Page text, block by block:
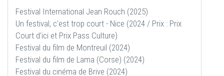
Festival International Jean Rouch (2025)
Un festival, c'est trop court - Nice (2024 / Prix : Prix
Court d'ici et Prix Pass Culture)
Festival du film de Montreuil (2024)
Festival du film de Lama (Corse) (2024)
Festival du cinéma de Brive (2024)